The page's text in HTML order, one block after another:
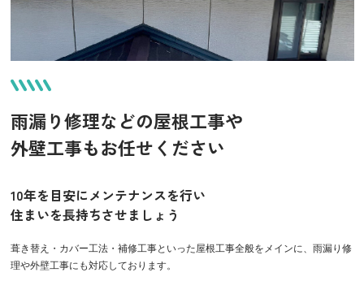
雨漏り修理などの屋根工事や
外壁工事もお任せください
10年を目安にメンテナンスを行い
住まいを長持ちさせましょう
葺き替え・カバー工法・補修工事といった屋根工事全般をメインに、雨漏り修
理や外壁工事にも対応しております。